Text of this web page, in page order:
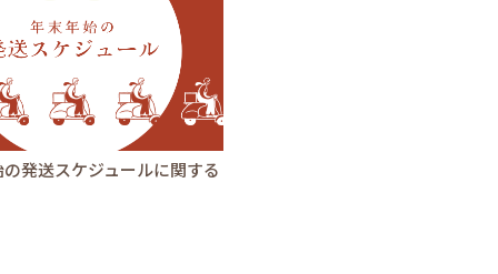
の発送スケジュールに関する